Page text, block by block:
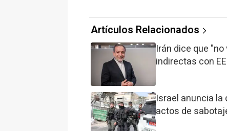
Artículos Relacionados
Irán dice que
indirectas con
Israel anuncia
actos de